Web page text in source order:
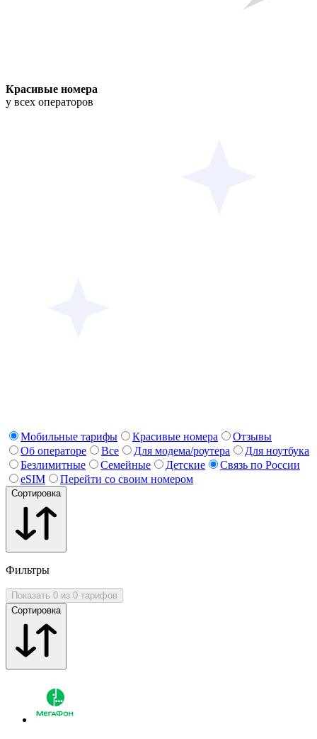
Красивые номера
у всех операторов
Мобильные тарифы Красивые номера
Отзывы
Об операторе
Все Для модема/роутера
Для ноутбука
Безлимитные
Семейные Детские
Связь по России
eSIM
Перейти со своим номером
Сортировка
Фильтры
Показать 0 из 0 тарифов
Сортировка